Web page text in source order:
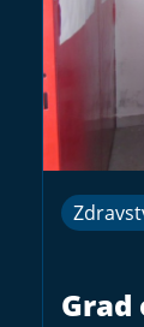
Grad